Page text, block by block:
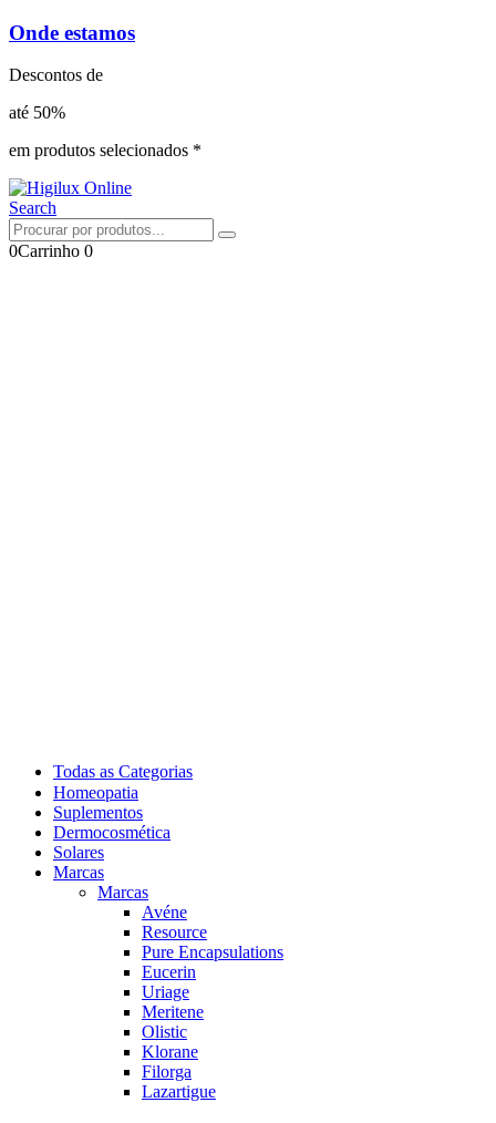
Onde estamos
Descontos de
até 50%
em produtos selecionados *
Search
0Carrinho 0
Todas as Categorias
Homeopatia
Suplementos
Dermocosmética
Solares
Marcas
Marcas
Avéne
Resource
Pure Encapsulations
Eucerin
Uriage
Meritene
Olistic
Klorane
Filorga
Lazartigue